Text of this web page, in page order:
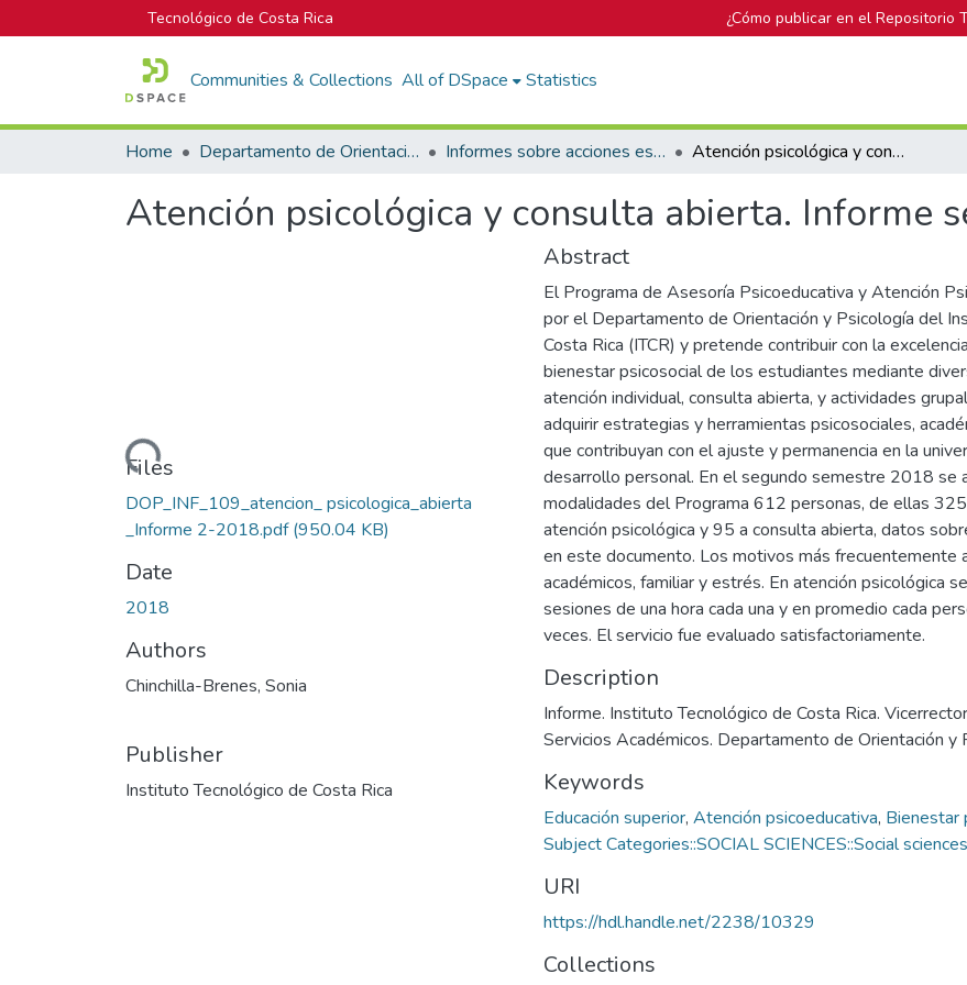
Tecnológico de Costa Rica ¿Cómo publicar en el Repositorio
Communities & Collections All of DSpace Statistics
Home Departamento de Orientación y Psicología Informes sobre acciones específicas del DOP Atención psicológica y consulta abierta. Informe segundo semestre 2018
Atención psicológica y consulta abierta. Informe
Loading...
Files
DOP_INF_109_atencion_ psicologica_abierta
_Informe 2-2018.pdf(950.04 KB)
Date
2018
Authors
Chinchilla-Brenes, Sonia
Publisher
Instituto Tecnológico de Costa Rica
Abstract
El Programa de Asesoría Psicoeducativa y Atención
por el Departamento de Orientación y Psicología del
Costa Rica (ITCR) y pretende contribuir con la
bienestar psicosocial de los estudiantes mediante
atención individual, consulta abierta, y actividades
adquirir estrategias y herramientas psicosociales,
que contribuyan con el ajuste y permanencia en la
desarrollo personal. En el segundo semestre 2018 se
modalidades del Programa 612 personas, de ellas
atención psicológica y 95 a consulta abierta, datos
en este documento. Los motivos más frecuentemente
académicos, familiar y estrés. En atención psicológica
sesiones de una hora cada una y en promedio cada
veces. El servicio fue evaluado satisfactoriamente.
Description
Informe. Instituto Tecnológico de Costa Rica.
Servicios Académicos. Departamento de Orientación y
Keywords
Educación superior, Atención psicoeducativa, Bienestar
Subject Categories::SOCIAL SCIENCES::Social
URI
https://hdl.handle.net/2238/10329
Collections